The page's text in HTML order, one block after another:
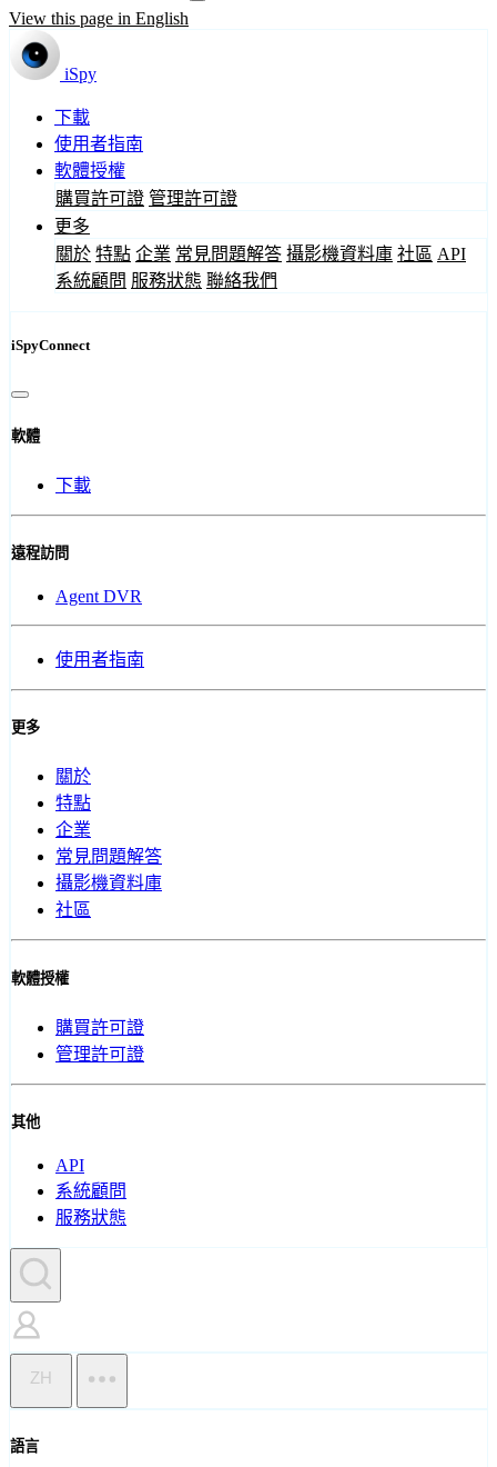
View this page in English
iSpy
下載
使用者指南
軟體授權
購買許可證 管理許可證
更多
關於 特點 企業 常見問題解答 攝影機資料庫 社區 API
系統顧問 服務狀態 聯絡我們
iSpyConnect
軟體
下載
遠程訪問
Agent DVR
使用者指南
更多
關於
特點
企業
常見問題解答
攝影機資料庫
社區
軟體授權
購買許可證
管理許可證
其他
API
系統顧問
服務狀態
ZH
語言